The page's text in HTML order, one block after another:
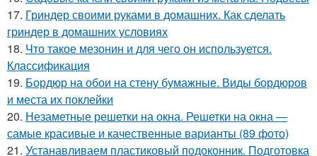
17. Гриндер своими руками в домашних. Как сделать
гриндер в домашних условиях
18. Что такое мезонин и для чего он используется.
Классификация
19. Бордюр на обои на стену бумажные. Виды бордюров
и места их поклейки
20. Незаметные решетки на окна. Решетки на окна —
самые красивые и качественные варианты (89 фото)
21. Устанавливаем пластиковый подоконник. Подготовка